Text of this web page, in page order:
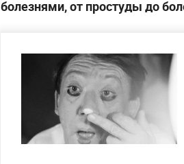
болезнями, от простуды до